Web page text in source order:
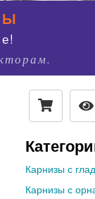
Карнизы с
Карнизы с